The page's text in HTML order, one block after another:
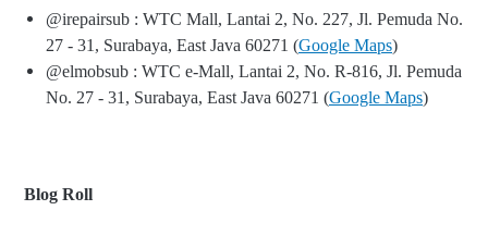
@irepairsub : WTC Mall, Lantai 2, No. 227, Jl. Pemuda No.
27 - 31, Surabaya, East Java 60271 (Google Maps)
@elmobsub : WTC e-Mall, Lantai 2, No. R-816, Jl. Pemuda
No. 27 - 31, Surabaya, East Java 60271 (Google Maps)
Blog Roll